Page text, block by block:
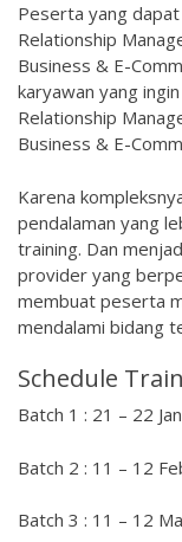
Peserta yang
Relationship
Business & E-
karyawan yang
Relationship
Business & E-
Karena
pendalaman yang
training. Dan
provider yang
membuat peserta
mendalami bidang
Schedule
Batch 1 : 21 – 22
Batch 2 : 11 – 12
Batch 3 : 11 – 12